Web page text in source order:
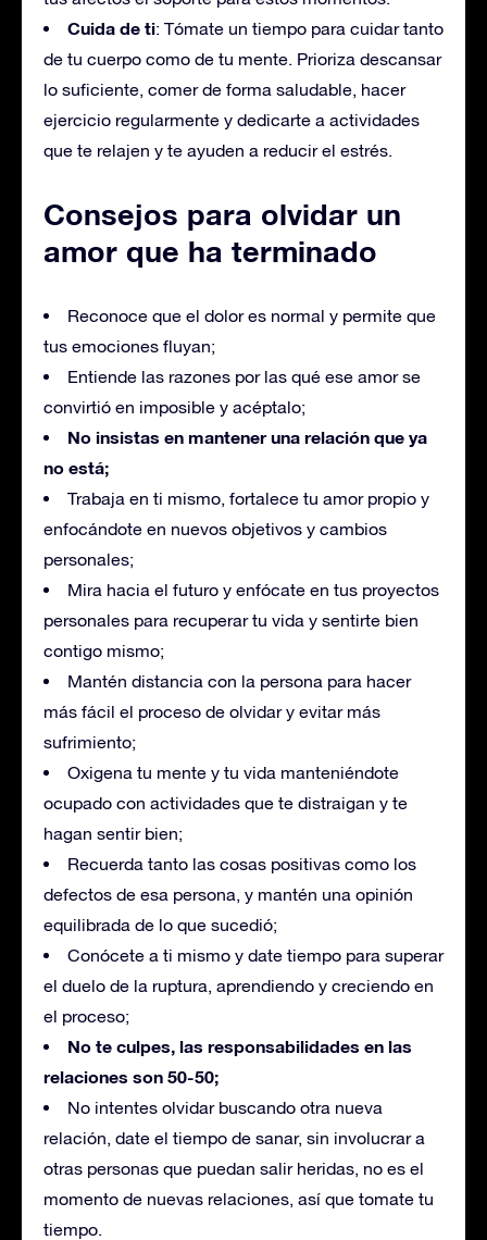
Cuida de ti: Tómate un tiempo para cuidar tanto
de tu cuerpo como de tu mente. Prioriza descansar
lo suficiente, comer de forma saludable, hacer
ejercicio regularmente y dedicarte a actividades
que te relajen y te ayuden a reducir el estrés.
Consejos para olvidar un
amor que ha terminado
Reconoce que el dolor es normal y permite que
tus emociones fluyan;
Entiende las razones por las qué ese amor se
convirtió en imposible y acéptalo;
No insistas en mantener una relación que ya
no está;
Trabaja en ti mismo, fortalece tu amor propio y
enfocándote en nuevos objetivos y cambios
personales;
Mira hacia el futuro y enfócate en tus proyectos
personales para recuperar tu vida y sentirte bien
contigo mismo;
Mantén distancia con la persona para hacer
más fácil el proceso de olvidar y evitar más
sufrimiento;
Oxigena tu mente y tu vida manteniéndote
ocupado con actividades que te distraigan y te
hagan sentir bien;
Recuerda tanto las cosas positivas como los
defectos de esa persona, y mantén una opinión
equilibrada de lo que sucedió;
Conócete a ti mismo y date tiempo para superar
el duelo de la ruptura, aprendiendo y creciendo en
el proceso;
No te culpes, las responsabilidades en las
relaciones son 50-50;
No intentes olvidar buscando otra nueva
relación, date el tiempo de sanar, sin involucrar a
otras personas que puedan salir heridas, no es el
momento de nuevas relaciones, así que tomate tu
tiempo.